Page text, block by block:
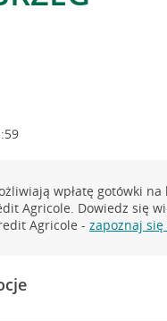
wpłatę gotówki na
Agricole. Dowiedz się
Agricole -zapoznaj